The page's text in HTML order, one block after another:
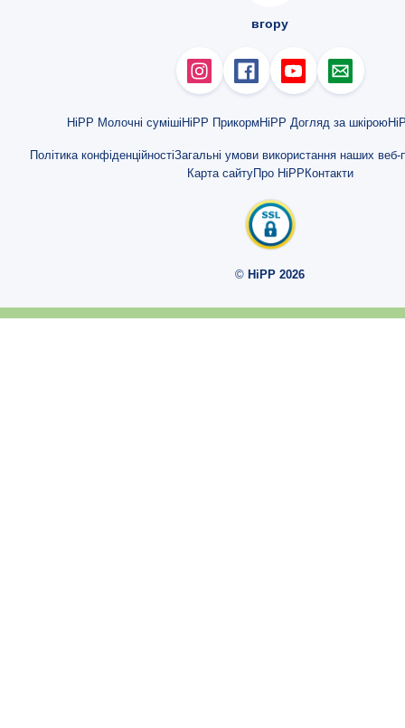
вгору
HiPP Молочні суміші HiPP Прикорм HiPP Догляд за шкірою
Політика конфіденційностіЗагальні умови використання наших веб-
Карта сайтуПро HiPP Контакти
© HiPP 2026